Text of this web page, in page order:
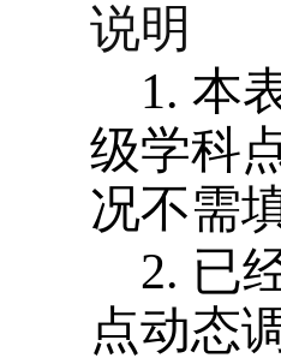
说明
1.本
级学科
况不需
2. 已
点动态